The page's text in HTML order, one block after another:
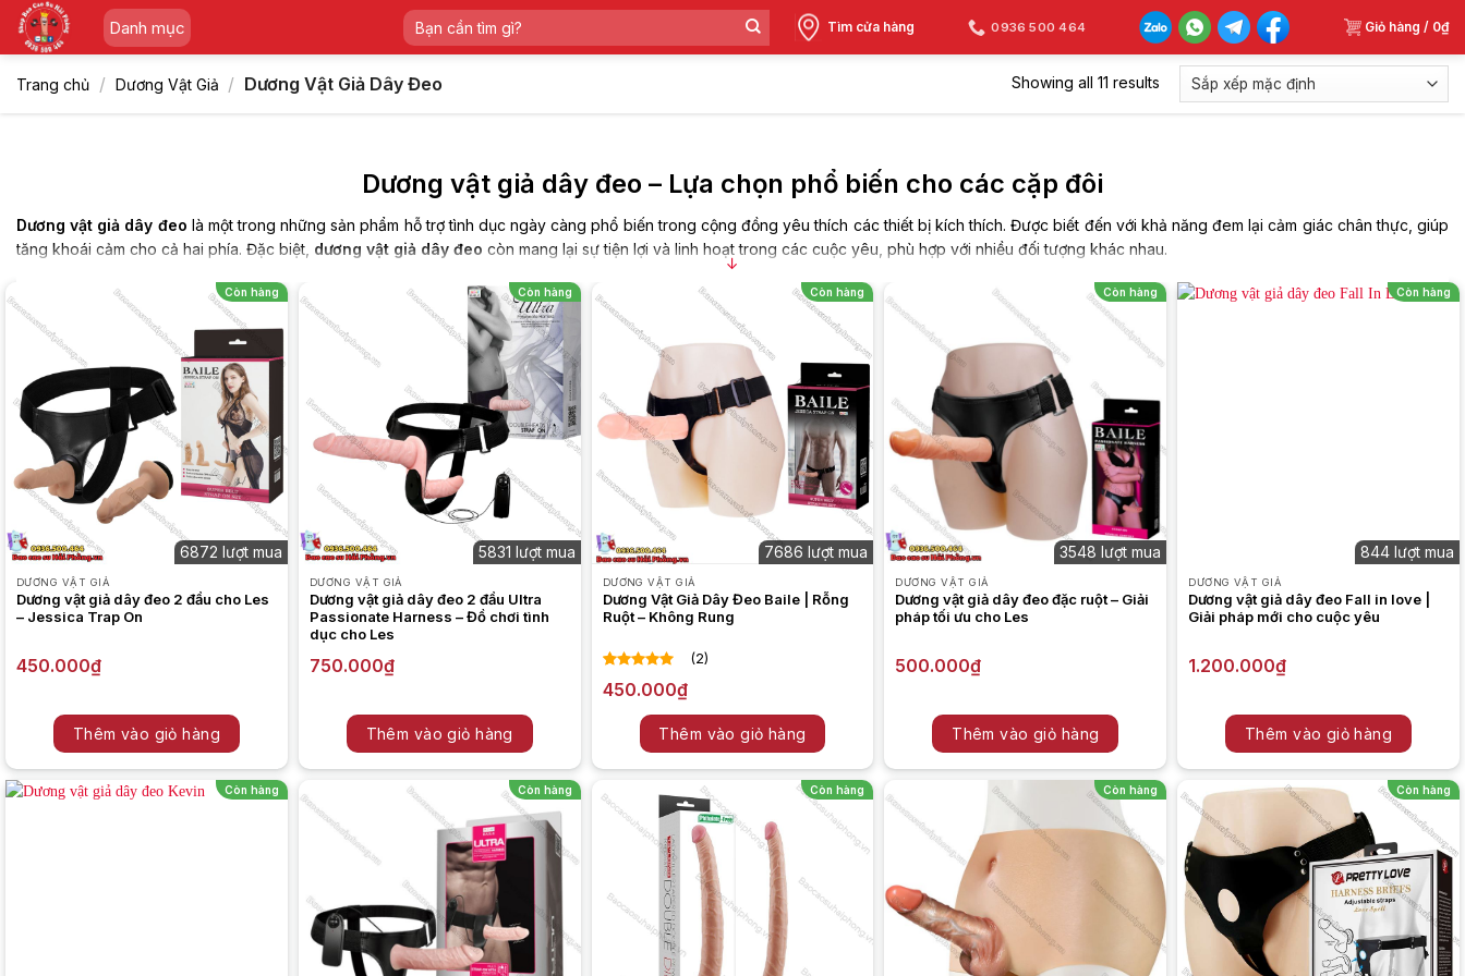
Skip
content
Danh mục
Tìm
kiếm:
Tìm cửa hàng 0936 500 464 Giỏ hàng / 0₫
Trang chủ / Dương Vật Giả / Dương Vật Giả Dây Đeo Showing all 11 results
Dương vật giả dây đeo – Lựa chọn phổ biến cho các cặp đôi
Dương vật giả dây đeo là một trong những sản phẩm hỗ trợ tình dục ngày càng phổ biến trong cộng đồng yêu thích các thiết bị kích thích. Được biết đến với khả năng đem lại cảm giác chân thực, giúp
tăng khoái cảm cho cả hai phía. Đặc biệt, dương vật giả dây đeo còn mang lại sự tiện lợi và linh hoạt trong các cuộc yêu, phù hợp với nhiều đối tượng khác nhau.
Dương vật giả dây đeo hay còn gọi là dương vật giả đai đeo
là sản phẩm phổ biến hiện nay đang được các cặp đôi yêu thích. Không chỉ nâng cao trải nghiệm, sản phẩm còn giúp thấu hiểu nhu cầu
của phái mạnh trong chuyện chăn gối.
Dương Vật Giả Dây Đeo Là Gì?
↓
Còn hàng
6872 lượt mua
DƯƠNG VẬT GIẢ
Dương vật giả dây đeo 2 đầu cho Les
– Jessica Trap On
450.000₫
Thêm vào giỏ hàng
Còn hàng
5831 lượt mua
DƯƠNG VẬT GIẢ
Dương vật giả dây đeo 2 đầu Ultra
Passionate Harness – Đồ chơi tình
dục cho Les
750.000₫
Thêm vào giỏ hàng
Còn hàng
7686 lượt mua
DƯƠNG VẬT GIẢ
Dương Vật Giả Dây Đeo Baile | Rỗng
Ruột – Không Rung
5.00trên 5
dựa trên
2
đánh giá
(2)
450.000₫
Thêm vào giỏ hàng
Còn hàng
3548 lượt mua
DƯƠNG VẬT GIẢ
Dương vật giả dây đeo đặc ruột – Giải
pháp tối ưu cho Les
500.000₫
Thêm vào giỏ hàng
Còn hàng
844 lượt mua
DƯƠNG VẬT GIẢ
Dương vật giả dây đeo Fall in love |
Giải pháp mới cho cuộc yêu
1.200.000₫
Thêm vào giỏ hàng
Còn hàng Còn hàng Còn hàng Còn hàng Còn hàng